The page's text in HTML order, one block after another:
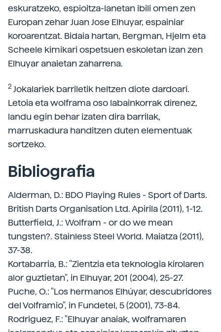
eskuratzeko, espioitza-lanetan ibili omen zen
Europan zehar Juan Jose Elhuyar, espainiar
koroarentzat. Bidaia hartan, Bergman, Hjelm eta
Scheele kimikari ospetsuen eskoletan izan zen
Elhuyar anaietan zaharrena.
2 Jokalariek barriletik heltzen diote dardoari.
Letoia eta wolframa oso labainkorrak direnez,
landu egin behar izaten dira barrilak,
marruskadura handitzen duten elementuak
sortzeko.
Bibliografia
Alderman, D.: BDO Playing Rules - Sport of Darts.
British Darts Organisation Ltd. Apirila (2011), 1-12.
Butterfield, J.: Wolfram - or do we mean
tungsten?. Stainless Steel World. Maiatza (2011),
37-38.
Kortabarria, B.: "Zientzia eta teknologia kirolaren
alor guztietan", in Elhuyar, 201 (2004), 25-27.
Puche, O.: "Los hermanos Elhúyar, descubridores
del Volframio", in Fundetel, 5 (2001), 73-84.
Rodriguez, F.: "Elhuyar anaiak, wolframaren